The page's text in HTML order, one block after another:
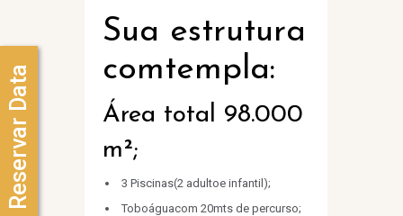
Sua estrutura
comtempla:
Área total 98.000
m²;
3 Piscinas(2 adultoe infantil);
Toboáguacom 20mts de percurso;
Reservar Data